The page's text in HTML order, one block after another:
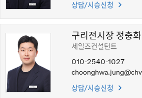
상담/시승신청
구리전시장 정충화
세일즈컨설턴트
010-2540-1027
상담/시승신청